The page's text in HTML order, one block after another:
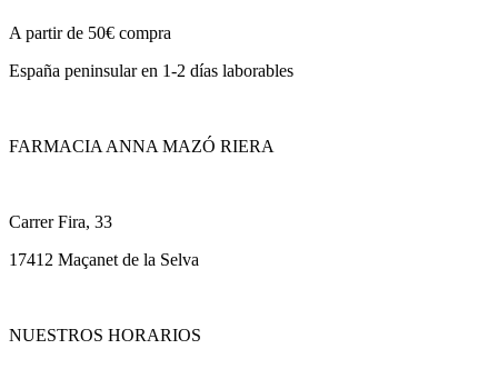
A partir de 50€ compra
España peninsular en 1-2 días laborables
FARMACIA ANNA MAZÓ RIERA
Carrer Fira, 33
17412 Maçanet de la Selva
NUESTROS HORARIOS